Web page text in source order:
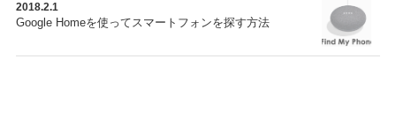
2018.2.1
Google Homeを使ってスマートフォンを探す方法